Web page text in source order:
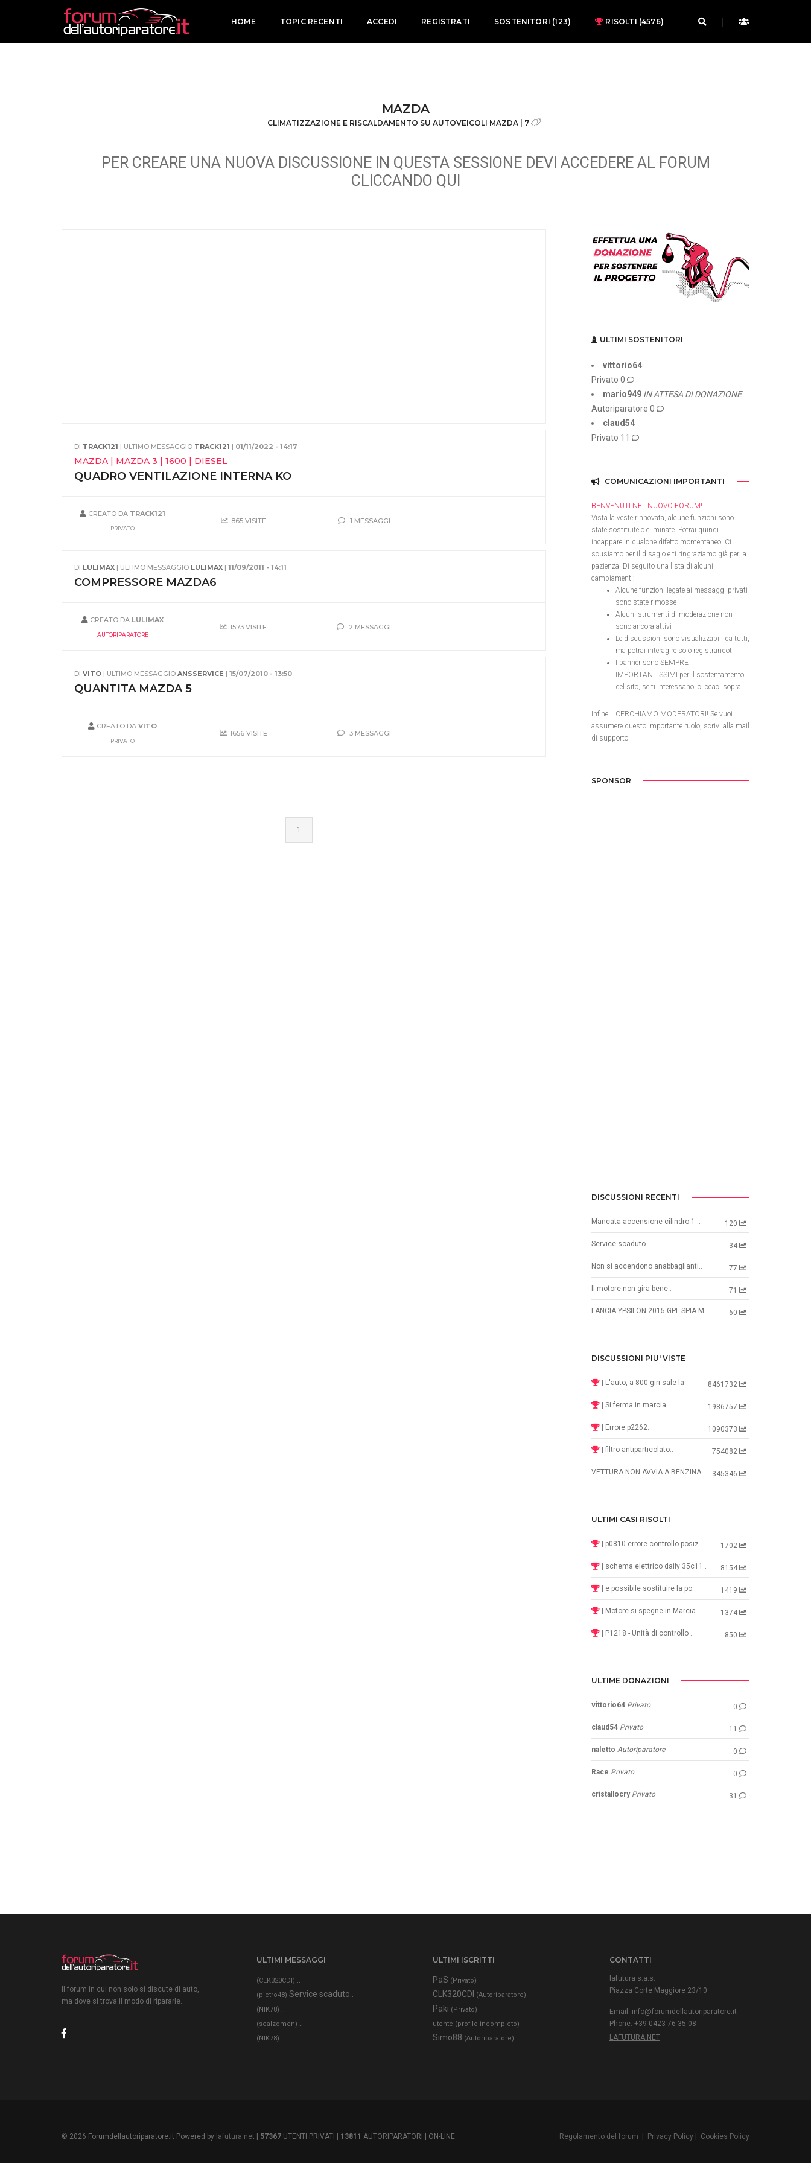
HOME TOPIC RECENTI ACCEDI REGISTRATI SOSTENITORI (123) RISOLTI (4576)
MAZDA
CLIMATIZZAZIONE E RISCALDAMENTO SU AUTOVEICOLI MAZDA | 7
PER CREARE UNA NUOVA DISCUSSIONE IN QUESTA SESSIONE DEVI ACCEDERE AL FORUM
CLICCANDO QUI
DI TRACK121 | ULTIMO MESSAGGIO TRACK121 | 01/11/2022 - 14:17
MAZDA | MAZDA 3 | 1600 | DIESEL
QUADRO VENTILAZIONE INTERNA KO
CREATO DA TRACK121
PRIVATO
865 VISITE 1 MESSAGGI
DI LULIMAX | ULTIMO MESSAGGIO LULIMAX | 11/09/2011 - 14:11
COMPRESSORE MAZDA6
CREATO DA LULIMAX
AUTORIPARATORE
1573 VISITE 2 MESSAGGI
DI VITO | ULTIMO MESSAGGIO ANSSERVICE | 15/07/2010 - 13:50
QUANTITA MAZDA 5
CREATO DAVITO
PRIVATO
1656 VISITE 3 MESSAGGI
1
ULTIMI SOSTENITORI
vittorio64
Privato 0
mario949 IN ATTESA DI DONAZIONE
Autoriparatore 0
claud54
Privato 11
COMUNICAZIONI IMPORTANTI
BENVENUTI NEL NUOVO FORUM!
Vista la veste rinnovata, alcune funzioni sono
state sostituite o eliminate. Potrai quindi
incappare in qualche difetto momentaneo. Ci
scusiamo per il disagio e ti ringraziamo già per la
pazienza! Di seguito una lista di alcuni
cambiamenti:
Alcune funzioni legate ai messaggi privati
sono state rimosse
Alcuni strumenti di moderazione non
sono ancora attivi
Le discussioni sono visualizzabili da tutti,
ma potrai interagire solo registrandoti
I banner sono SEMPRE
IMPORTANTISSIMI per il sostentamento
del sito, se ti interessano, cliccaci sopra
Infine... CERCHIAMO MODERATORI! Se vuoi
assumere questo importante ruolo, scrivi alla mail
di supporto!
SPONSOR
DISCUSSIONI RECENTI
Mancata accensione cilindro 1 .. 120
Service scaduto.. 34
Non si accendono anabbaglianti.. 77
Il motore non gira bene.. 71
LANCIA YPSILON 2015 GPL SPIA M.. 60
DISCUSSIONI PIU' VISTE
| L'auto, a 800 giri sale la.. 8461732
| Si ferma in marcia.. 1986757
| Errore p2262.. 1090373
| filtro antiparticolato.. 754082
VETTURA NON AVVIA A BENZINA.. 345346
ULTIMI CASI RISOLTI
| p0810 errore controllo posiz.. 1702
| schema elettrico daily 35c11.. 8154
| e possibile sostituire la po.. 1419
| Motore si spegne in Marcia .. 1374
| P1218 - Unità di controllo .. 850
ULTIME DONAZIONI
vittorio64 Privato 0
claud54 Privato 11
naletto Autoriparatore 0
Race Privato 0
cristallocry Privato 31
Il forum in cui non solo si discute di auto,
ma dove si trova il modo di ripararle.
ULTIMI MESSAGGI
(CLK320CDI)
(pietro48) Service scaduto..
(NIK78)
(scalzomen)
(NIK78)
ULTIMI ISCRITTI
PaS (Privato)
CLK320CDI (Autoriparatore)
Paki (Privato)
utente (profilo incompleto)
Simo88 (Autoriparatore)
CONTATTI
lafutura s.a.s.
Piazza Corte Maggiore 23/10
Email: info@forumdellautoriparatore.it
Phone: +39 0423 76 35 08
LAFUTURA.NET
© 2026 Forumdellautoriparatore.it Powered by lafutura.net 57367 UTENTI PRIVATI | 13811 AUTORIPARATORI | ON-LINE Regolamento del forum Privacy Policy Cookies Policy